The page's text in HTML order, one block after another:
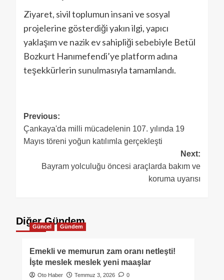
Ziyaret, sivil toplumun insani ve sosyal
projelerine gösterdiği yakın ilgi, yapıcı
yaklaşım ve nazik ev sahipliği sebebiyle Betül
Bozkurt Hanımefendi’ye platform adına
teşekkürlerin sunulmasıyla tamamlandı.
Previous:
Çankaya'da milli mücadelenin 107. yılında 19
Mayıs töreni yoğun katılımla gerçekleşti
Next:
Bayram yolculuğu öncesi araçlarda bakım ve
koruma uyarısı
Diğer Gündem
Güncel Gündem
Emekli ve memurun zam oranı netleşti!
İşte meslek meslek yeni maaşlar
Oto Haber Temmuz 3, 2026 0